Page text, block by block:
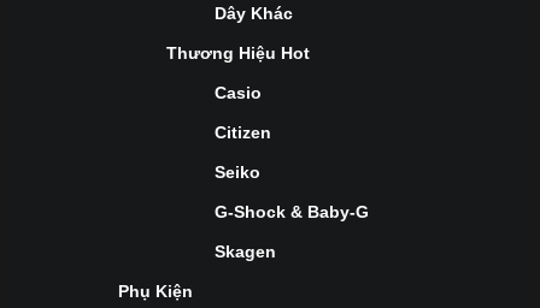
Dây Khác
Thương Hiệu Hot
Casio
Citizen
Seiko
G-Shock & Baby-G
Skagen
Phụ Kiện